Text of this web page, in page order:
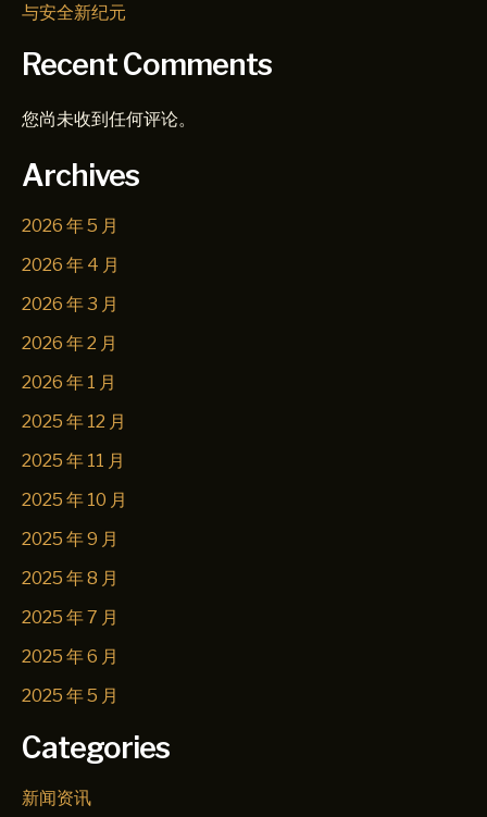
与安全新纪元
Recent Comments
您尚未收到任何评论。
Archives
2026 年 5 月
2026 年 4 月
2026 年 3 月
2026 年 2 月
2026 年 1 月
2025 年 12 月
2025 年 11 月
2025 年 10 月
2025 年 9 月
2025 年 8 月
2025 年 7 月
2025 年 6 月
2025 年 5 月
Categories
新闻资讯